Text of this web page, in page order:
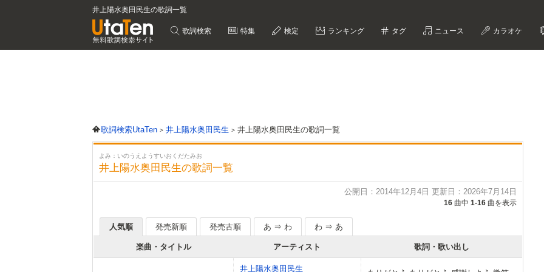
井上陽水奥田民生の歌詞一覧
歌詞検索 特集 検定 ランキング タグ ニュース カラオケ
歌詞検索UtaTen 井上陽水奥田民生 井上陽水奥田民生の歌詞一覧
よみ：いのうえようすいおくだたみお
井上陽水奥田民生の歌詞一覧
公開日：2014年12月4日 更新日：2026年7月14日
16 曲中 1-16 曲を表示
人気順 発売新順 発売古順 あ ⇒ わ わ ⇒ あ
楽曲・タイトル アーティスト 歌詞・歌い出し
井上陽水奥田民生